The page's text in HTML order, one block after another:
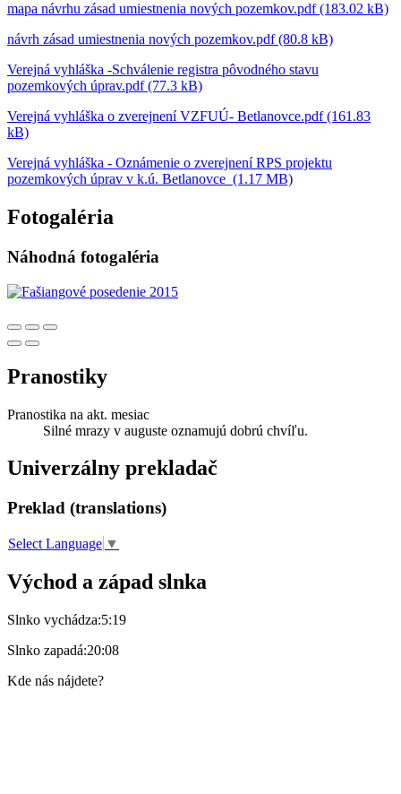
mapa návrhu zásad umiestnenia nových pozemkov.pdf (183.02 kB)
návrh zásad umiestnenia nových pozemkov.pdf (80.8 kB)
Verejná vyhláška -Schválenie registra pôvodného stavu
pozemkových úprav.pdf (77.3 kB)
Verejná vyhláška o zverejnení VZFUÚ- Betlanovce.pdf (161.83
kB)
Verejná vyhláška - Oznámenie o zverejnení RPS projektu
pozemkových úprav v k.ú. Betlanovce (1.17 MB)
Fotogaléria
Náhodná fotogaléria
Pranostiky
Pranostika na akt. mesiac
Silné mrazy v auguste oznamujú dobrú chvíľu.
Univerzálny prekladač
Preklad (translations)
Select Language ▼
Východ a západ slnka
Slnko vychádza:5:19
Slnko zapadá:20:08
Kde nás nájdete?